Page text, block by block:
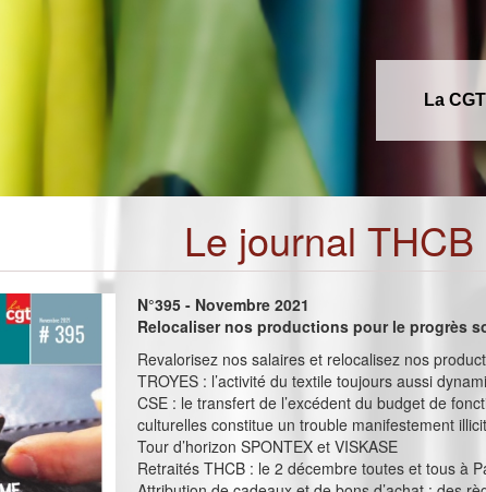
La
Le journal THCB
N°395 - Novembre 2021
Relocaliser nos productions pour le progrès
Revalorisez nos salaires et relocalisez nos
TROYES : l’activité du textile toujours aussi
CSE : le transfert de l’excédent du budget de
culturelles constitue un trouble manifestement
Tour d’horizon SPONTEX et VISKASE
Retraités THCB : le 2 décembre toutes et tous à